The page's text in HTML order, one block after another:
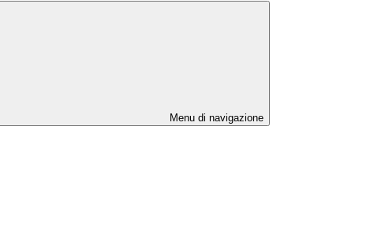
Menu di navigazione